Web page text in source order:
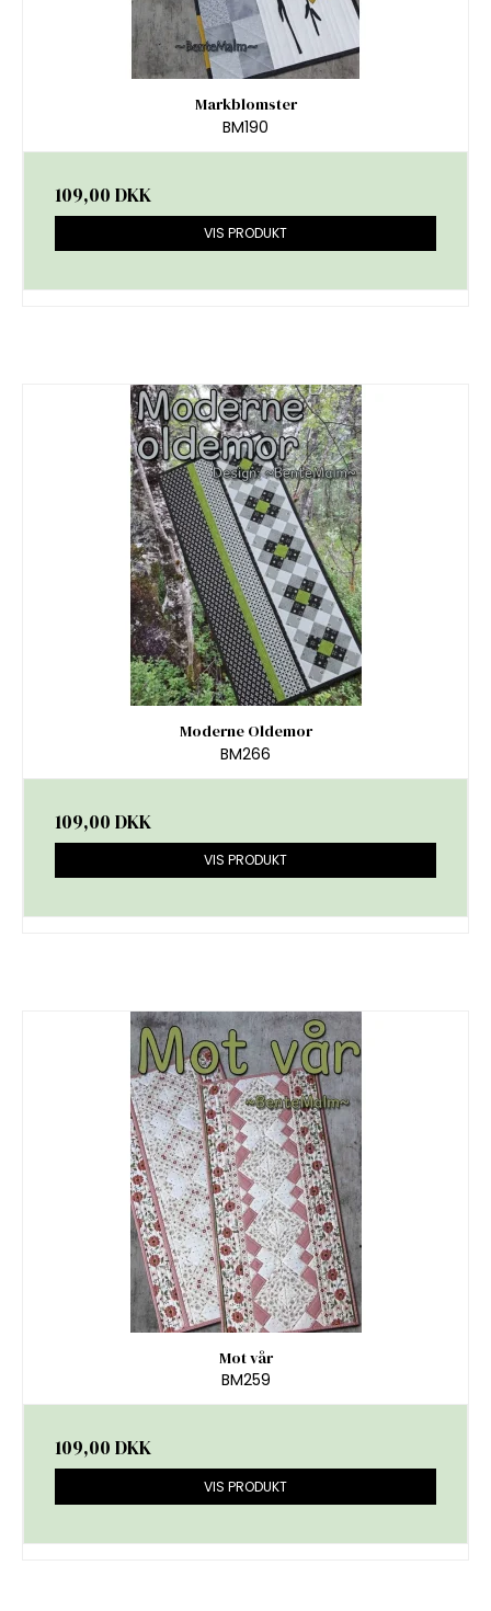
Markblomster
BM190
109,00 DKK
VIS PRODUKT
Moderne Oldemor
BM266
109,00 DKK
VIS PRODUKT
Mot vår
BM259
109,00 DKK
VIS PRODUKT